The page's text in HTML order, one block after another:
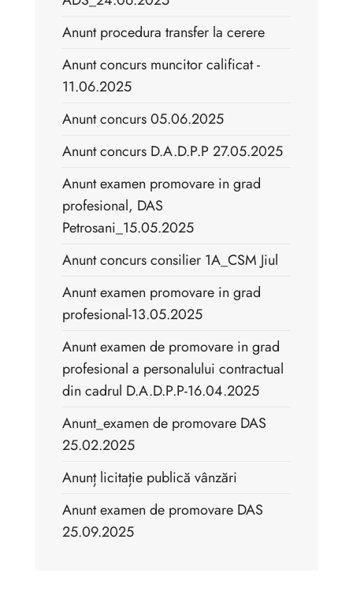
Anunt procedura transfer la cerere
Anunt concurs muncitor calificat -
11.06.2025
Anunt concurs 05.06.2025
Anunt concurs D.A.D.P.P 27.05.2025
Anunt examen promovare in grad
profesional, DAS
Petrosani_15.05.2025
Anunt concurs consilier 1A_CSM Jiul
Anunt examen promovare in grad
profesional-13.05.2025
Anunt examen de promovare in grad
profesional a personalului contractual
din cadrul D.A.D.P.P-16.04.2025
Anunt_examen de promovare DAS
25.02.2025
Anunț licitație publică vânzări
Anunt examen de promovare DAS
25.09.2025